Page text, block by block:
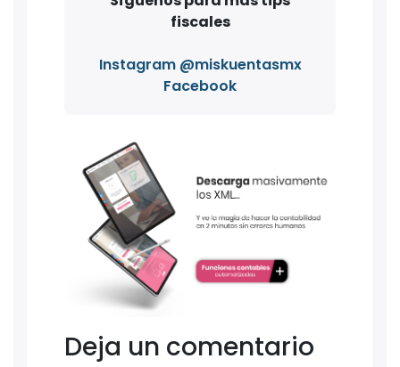
fiscales
Instagram @miskuentasmx
Facebook
Deja un comentario